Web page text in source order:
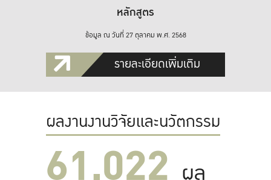
หลักสูตร
ข้อมูล ณ วันที่ 27 ตุลาคม พ.ศ. 2568
รายละเอียดเพิ่มเติม
ผลงานงานวิจัยและนวัตกรรม
ผล